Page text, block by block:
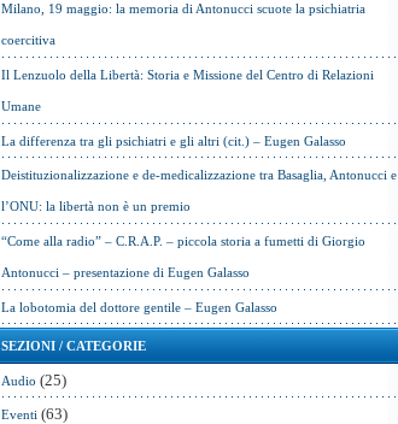
Milano, 19 maggio: la memoria di Antonucci scuote la psichiatria
coercitiva
Il Lenzuolo della Libertà: Storia e Missione del Centro di Relazioni
Umane
La differenza tra gli psichiatri e gli altri (cit.) – Eugen Galasso
Deistituzionalizzazione e de-medicalizzazione tra Basaglia, Antonucci e
l’ONU: la libertà non è un premio
“Come alla radio” – C.R.A.P. – piccola storia a fumetti di Giorgio
Antonucci – presentazione di Eugen Galasso
La lobotomia del dottore gentile – Eugen Galasso
SEZIONI / CATEGORIE
Audio (25)
Eventi (63)